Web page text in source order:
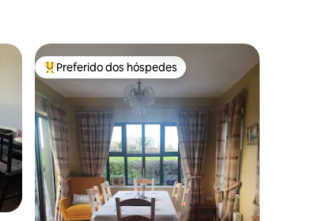
Entre os melhores preferidos dos hóspedes
Preferido dos hóspedes